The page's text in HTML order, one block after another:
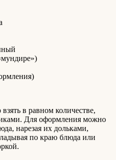
в равном количестве,
Для оформления можно
нарезая их дольками,
по краю блюда или